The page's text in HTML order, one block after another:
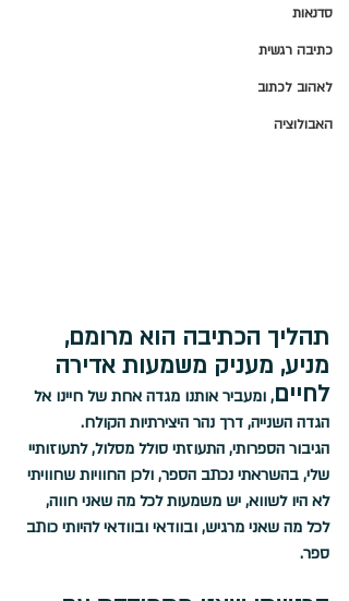
סדנאות
כתיבה רגשית
לאהוב לכתוב
האבולוציה
תהליך הכתיבה הוא מרומם,
מניע, מעניק משמעות אדירה
לחיים, ומעביר אותנו מגדה אחת של חיינו אל
הגדה השנייה, דרך נהר היצירתיות הקולח.
הגיבור הספרותי, התעוזתי סולל מסלול, לתעוזותיי
שלי, בהשראתי נכתב הספר, ולכן החוויות שחוויתי
לא היו לשווא, יש משמעות לכל מה שאני חווה,
לכל מה שאני מרגיש, ובוודאי ובוודאי להיותי כותב
ספר.